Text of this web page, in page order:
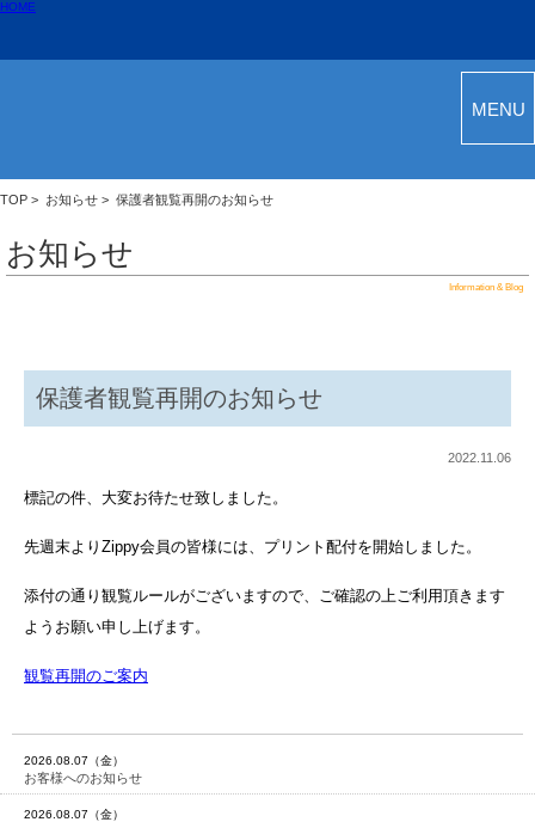
MENU
HOME
TOP > お知らせ > 保護者観覧再開のお知らせ
お知らせ
Information & Blog
保護者観覧再開のお知らせ
2022.11.06
標記の件、大変お待たせ致しました。
先週末よりZippy会員の皆様には、プリント配付を開始しました。
添付の通り観覧ルールがございますので、ご確認の上ご利用頂きます
ようお願い申し上げます。
観覧再開のご案内
2026.08.07（金）
お客様へのお知らせ
2026.08.07（金）